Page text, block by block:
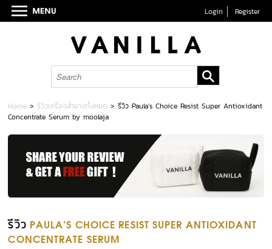
Login Register
Home >รีวิวเครื่องสำอางทั้งหมด >รีวิว Paula's Choice Resist Super Antioxidant
Concentrate Serum by moolaja
รีวิว PAULA'S CHOICE RESIST SUPER ANTIOXIDANT
CONCENTRATE SERUM